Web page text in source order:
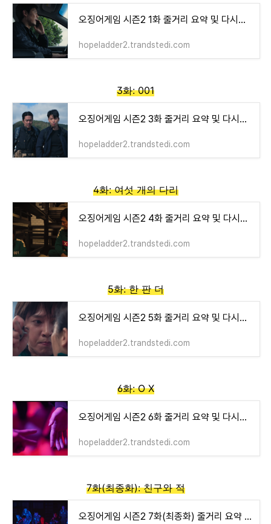
오징어게임 시즌2 1화 줄거리 요약 및 다시보기
hopeladder2.trandstedi.com
3화: 001
오징어게임 시즌2 3화 줄거리 요약 및 다시보기
hopeladder2.trandstedi.com
4화: 여섯 개의 다리
오징어게임 시즌2 4화 줄거리 요약 및 다시보기
hopeladder2.trandstedi.com
5화: 한 판 더
오징어게임 시즌2 5화 줄거리 요약 및 다시보기
hopeladder2.trandstedi.com
6화: O X
오징어게임 시즌2 6화 줄거리 요약 및 다시보기
hopeladder2.trandstedi.com
7화(최종화): 친구와 적
오징어게임 시즌2 7화(최종화) 줄거리 요약 및 다시보기